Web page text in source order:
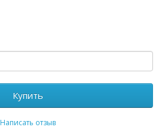
Купить
Написать отзыв